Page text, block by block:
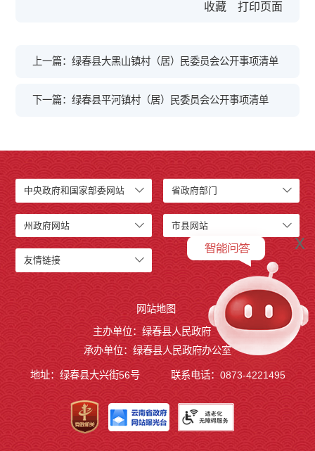
收藏 打印页面
上一篇：绿春县大黑山镇村（居）民委员会公开事项清单
下一篇：绿春县平河镇村（居）民委员会公开事项清单
中央政府和国家部委网站 省政府部门
州政府网站 市县网站
友情链接
x
网站地图
主办单位：绿春县人民政府
承办单位：绿春县人民政府办公室
地址：绿春县大兴街56号 联系电话：0873-4221495